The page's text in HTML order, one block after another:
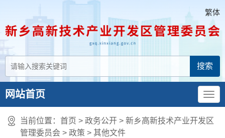
繁体
网站首页
当前位置： 首页 > 政务公开 > 新乡高新技术产业开发区
管理委员会 > 政策 > 其他文件